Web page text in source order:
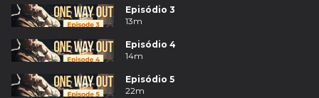
Episódio 3
13m
Episódio 4
14m
Episódio 5
22m